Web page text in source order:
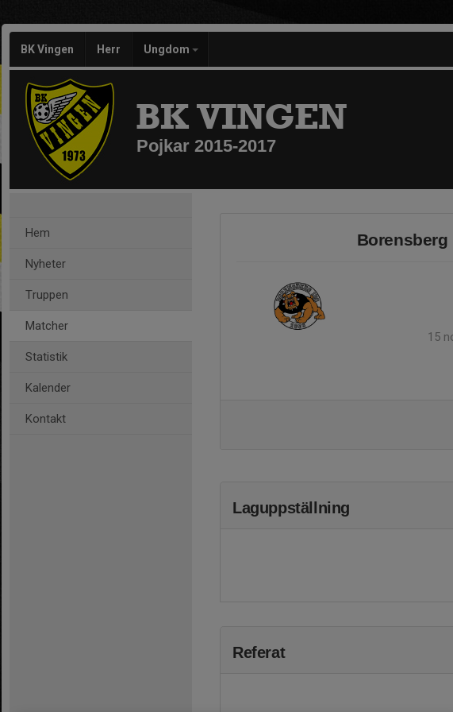
BK Vingen Herr Ungdom
BK VINGEN
Pojkar 2015-2017
Hem
Nyheter
Truppen
Matcher
Statistik
Kalender
Kontakt
Borensberg
15
Laguppställning
Referat